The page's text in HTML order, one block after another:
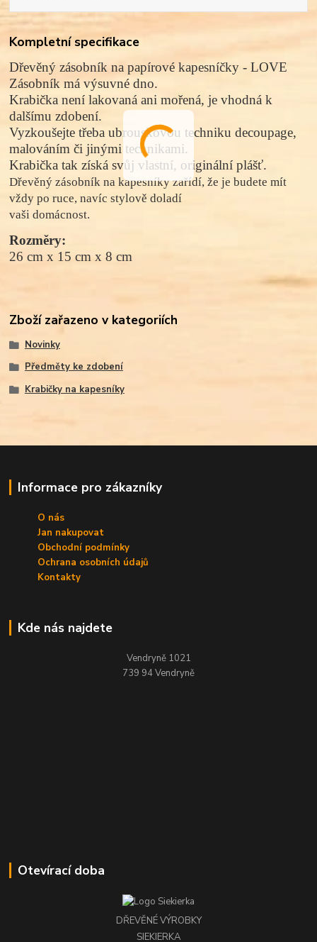
Kompletní specifikace
Dřevěný zásobník na papírové kapesníčky - LOVE
Zásobník má výsuvné dno.
Krabička není lakovaná ani mořená, je vhodná k
dalšímu zdobení.
Vyzkoušejte třeba ubrouskovou techniku decoupage,
malováním či jinými technikami.
Krabička tak získá svůj vlastní, originální plášť.
Dřevěný zásobník na kapesníky zařídí, že je budete mít
vždy po ruce, navíc stylově doladí
vaši domácnost.
Rozměry:
26 cm x 15 cm x 8 cm
Zboží zařazeno v kategoriích
Novinky
Předměty ke zdobení
Krabičky na kapesníky
Informace pro zákazníky
O nás
Jan nakupovat
Obchodní podmínky
Ochrana osobních údajů
Kontakty
Kde nás najdete
Vendryně 1021
739 94 Vendryně
Otevírací doba
DŘEVĚNÉ VÝROBKY
SIEKIERKA